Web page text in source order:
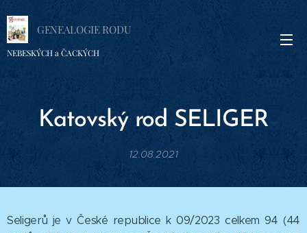
GENEALOGIE RODU
NEBESKÝCH a ČACKÝCH
Katovský rod SELIGER
12.08.2021
Seligerů je v České republice k 09/2023 celkem 94 (44